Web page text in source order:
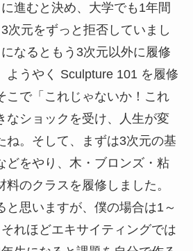
進むと決め、大学でも1年間
次元をずっと拒否していまし
なるともう3次元以外に履修
ようやく Sculpture 101 を履修
こで「これじゃないか！これ
なショックを受け、人生が変
ね。そして、まずは3次元の基
どをやり、木・ブロンズ・粘
のクラスを履修しました。
と思いますが、僕の場合は1～
れほどエキサイティングでは